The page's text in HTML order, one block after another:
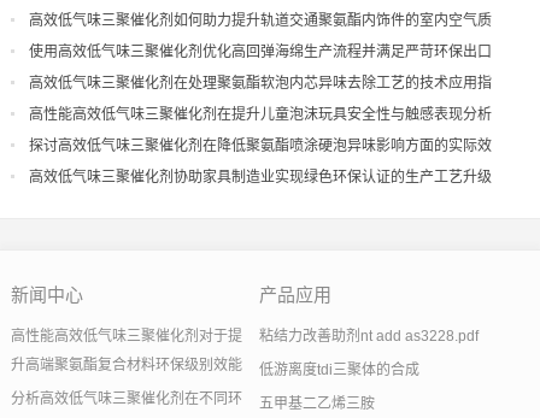
现
高效低气味三聚催化剂如何助力提升轨道交通聚氨酯内饰件的室内空气质
量
使用高效低气味三聚催化剂优化高回弹海绵生产流程并满足严苛环保出口
高效低气味三聚催化剂在处理聚氨酯软泡内芯异味去除工艺的技术应用指
导
高性能高效低气味三聚催化剂在提升儿童泡沫玩具安全性与触感表现分析
探讨高效低气味三聚催化剂在降低聚氨酯喷涂硬泡异味影响方面的实际效
果
高效低气味三聚催化剂协助家具制造业实现绿色环保认证的生产工艺升级
新闻中心
高性能高效低气味三聚催化剂对于提
升高端聚氨酯复合材料环保级别效能
分析高效低气味三聚催化剂在不同环
产品应用
粘结力改善助剂nt add as3228.pdf
低游离度tdi三聚体的合成
五甲基二乙烯三胺